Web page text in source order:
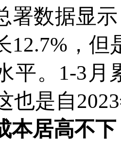
数据显示
12.7%，但
平。1-3月
也是自
居高不下